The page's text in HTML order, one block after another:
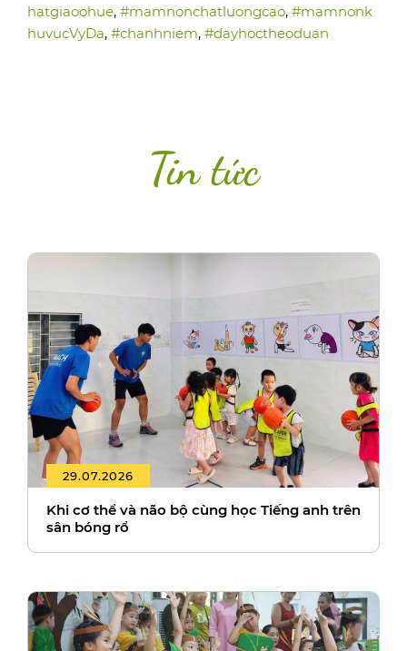
hatgiaoohue, #mamnonchatluongcao, #mamnonk
huvucVyDa, #chanhniem, #dayhoctheoduan
Tin tức
29.07.2026
Khi cơ thể và não bộ cùng học Tiếng anh trên
sân bóng rổ